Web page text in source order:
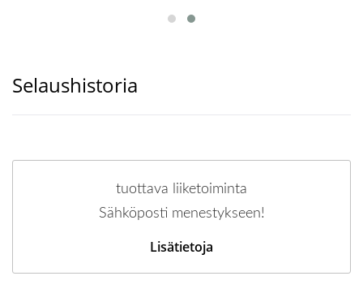
Selaushistoria
tuottava liiketoiminta
Sähköposti menestykseen!
Lisätietoja